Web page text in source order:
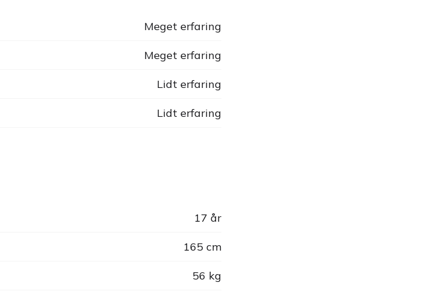
Meget erfaring
Meget erfaring
Lidt erfaring
Lidt erfaring
17 år
165 cm
56 kg